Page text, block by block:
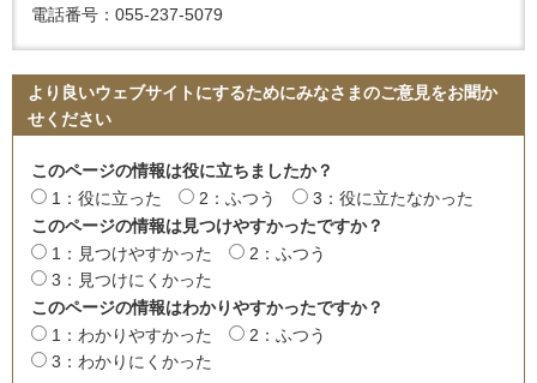
電話番号：055-237-5079
より良いウェブサイトにするためにみなさまのご意見をお聞か
せください
このページの情報は役に立ちましたか？
1：役に立った
2：ふつう
3：役に立たなかった
このページの情報は見つけやすかったですか？
1：見つけやすかった
2：ふつう
3：見つけにくかった
このページの情報はわかりやすかったですか？
1：わかりやすかった
2：ふつう
3：わかりにくかった